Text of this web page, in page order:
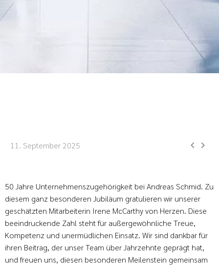
 
11. September 2025
50 Jahre Unternehmenszugehörigkeit bei Andreas Schmid. Zu
diesem ganz besonderen Jubiläum gratulieren wir unserer
geschätzten Mitarbeiterin Irene McCarthy von Herzen. Diese
beeindruckende Zahl steht für außergewöhnliche Treue,
Kompetenz und unermüdlichen Einsatz. Wir sind dankbar für
ihren Beitrag, der unser Team über Jahrzehnte geprägt hat,
und freuen uns, diesen besonderen Meilenstein gemeinsam